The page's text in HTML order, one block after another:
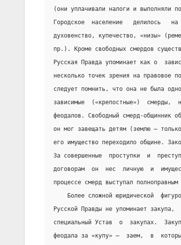
(они уплачивали налоги и выполняли
Городское  население   делилось
духовенство, купечество, «низы»
пр.). Кроме свободных смердов
Русская Правда упоминает как о
несколько точек зрения на правовое
следует помнить, что она не была
зависимые  («крепостные»)  смерды,
феодалов. Свободный смерд-общинник
он мог завещать детям (землю —
его имущество переходило общине.
За совершенные  проступки  и
договорам  он  нес  личную  и
процессе смерд выступал полноправным
Более сложной юридической
Русской Правды не упоминает
специальный Устав  о  закупах.
феодала за «купу» —  заем,  в